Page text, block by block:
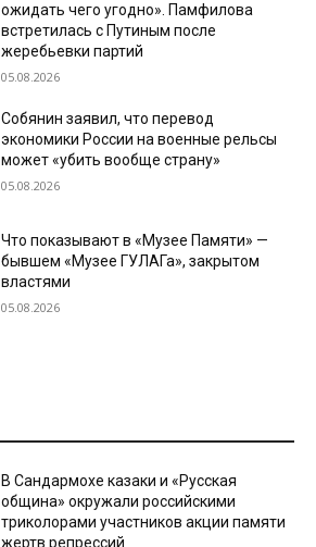
ожидать чего угодно». Памфилова
встретилась с Путиным после
жеребьевки партий
05.08.2026
Собянин заявил, что перевод
экономики России на военные рельсы
может «убить вообще страну»
05.08.2026
Что показывают в «Музее Памяти» —
бывшем «Музее ГУЛАГа», закрытом
властями
05.08.2026
В Сандармохе казаки и «Русская
община» окружали российскими
триколорами участников акции памяти
жертв репрессий